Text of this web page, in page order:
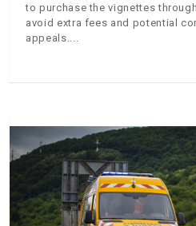
to purchase the vignettes
avoid extra fees and potential
appeals.